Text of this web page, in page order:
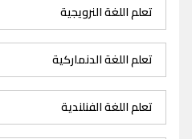
تعلم اللغة النرويجية
تعلم اللغة الدنماركية
تعلم اللغة الفنلندية